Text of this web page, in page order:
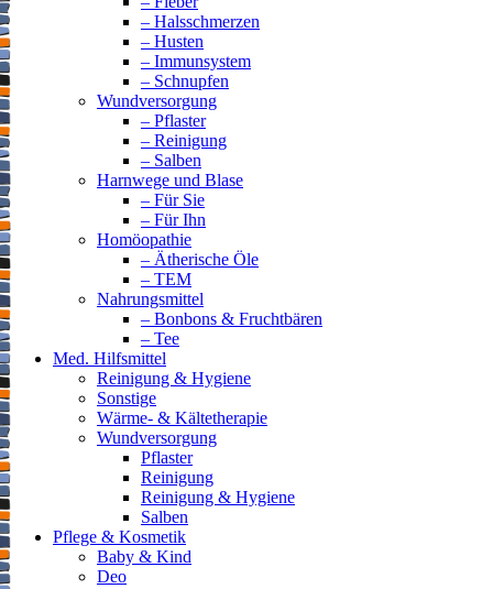
– Halsschmerzen
– Husten
– Immunsystem
– Schnupfen
Wundversorgung
– Pflaster
– Reinigung
– Salben
Harnwege und Blase
– Für Sie
– Für Ihn
Homöopathie
– Ätherische Öle
– TEM
Nahrungsmittel
– Bonbons & Fruchtbären
– Tee
Med. Hilfsmittel
Reinigung & Hygiene
Sonstige
Wärme- & Kältetherapie
Wundversorgung
Pflaster
Reinigung
Reinigung & Hygiene
Salben
Pflege & Kosmetik
Baby & Kind
Deo